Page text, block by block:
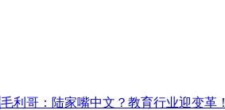
毛利哥：陆家嘴中文？教育行业迎变革！